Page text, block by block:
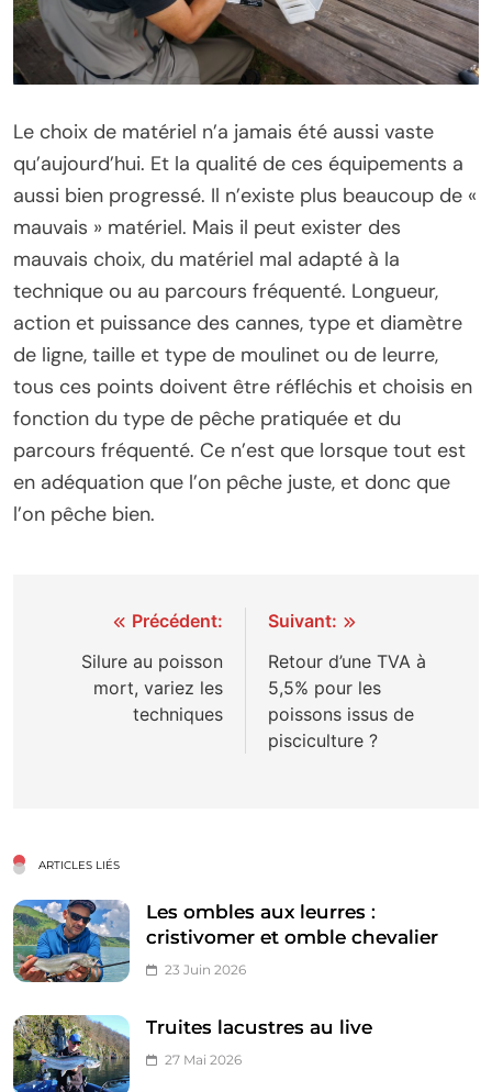
Le choix de matériel n’a jamais été aussi vaste
qu’aujourd’hui. Et la qualité de ces équipements a
aussi bien progressé. Il n’existe plus beaucoup de «
mauvais » matériel. Mais il peut exister des
mauvais choix, du matériel mal adapté à la
technique ou au parcours fréquenté. Longueur,
action et puissance des cannes, type et diamètre
de ligne, taille et type de moulinet ou de leurre,
tous ces points doivent être réfléchis et choisis en
fonction du type de pêche pratiquée et du
parcours fréquenté. Ce n’est que lorsque tout est
en adéquation que l’on pêche juste, et donc que
l’on pêche bien.
Navigation
l’article
Précédent:
Silure au poisson
mort, variez les
techniques
Suivant:
Retour d’une TVA à
5,5% pour les
poissons issus de
pisciculture ?
ARTICLES LIÉS
Les ombles aux leurres :
cristivomer et omble chevalier
23 Juin 2026
Truites lacustres au live
27 Mai 2026